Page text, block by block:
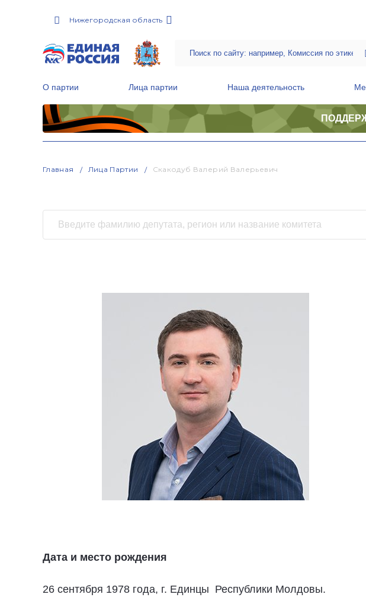
Нижегородская область
О партии Лица партии Наша деятельность
Главная Лица Партии Скакодуб Валерий Валерьевич
Дата и место рождения
26 сентября 1978 года, г. Единцы Республики Молдовы.